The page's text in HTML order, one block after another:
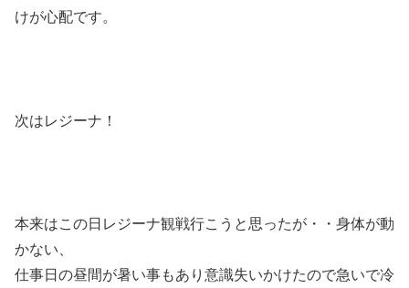
けが心配です。
次はレジーナ！
本来はこの日レジーナ観戦行こうと思ったが・・身体が動
かない、
仕事日の昼間が暑い事もあり意識失いかけたので急いで冷